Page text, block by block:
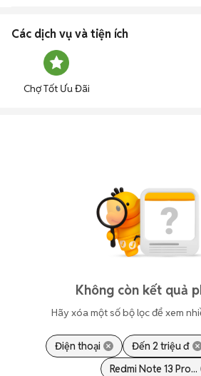
Các dịch vụ và tiện ích
Chợ Tốt Ưu Đãi
Không còn kết quả
Hãy xóa một số bộ lọc để xem
Điện thoại Đến 2 triệu đ
Redmi Note 13 Pro...